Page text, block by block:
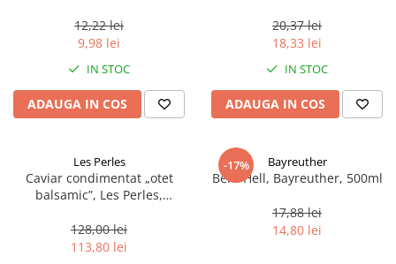
12,22 lei
9,98 lei
IN STOC
ADAUGA IN COS
20,37 lei
18,33 lei
IN STOC
ADAUGA IN COS
Les Perles
Caviar condimentat „otet
balsamic”, Les Perles,
sferice, 200 g
128,00 lei
113,80 lei
-17% Bayreuther
Bere Hell, Bayreuther, 500ml
17,88 lei
14,80 lei